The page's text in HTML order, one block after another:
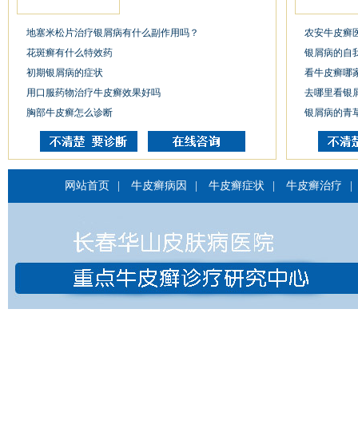
地塞米松片治疗银屑病有什么副作用吗？
花斑癣有什么特效药
初期银屑病的症状
用口服药物治疗牛皮癣效果好吗
胸部牛皮癣怎么诊断
农安牛皮癣
银屑病的自
看牛皮癣哪
去哪里看银
银屑病的青
网站首页 牛皮癣病因 牛皮癣症状 牛皮癣治疗